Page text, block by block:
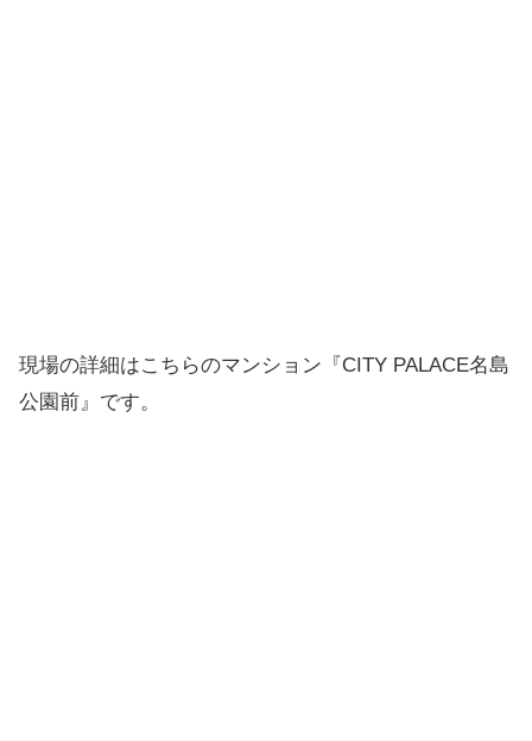
現場の詳細はこちらのマンション『CITY PALACE名島
公園前』です。